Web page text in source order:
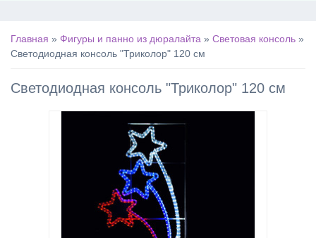
Главная » Фигуры и панно из дюралайта » Световая консоль »
Светодиодная консоль "Триколор" 120 см
Светодиодная консоль "Триколор" 120 см